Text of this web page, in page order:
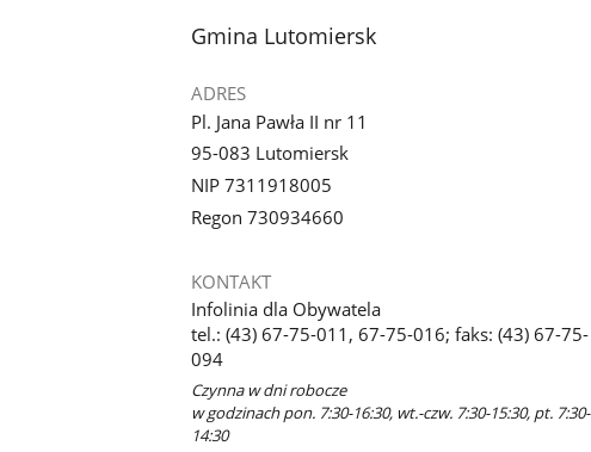
stopka
Gmina Lutomiersk
ADRES
Pl. Jana Pawła II nr 11
95-083 Lutomiersk
NIP 7311918005
Regon 730934660
KONTAKT
Infolinia dla Obywatela
tel.: (43) 67-75-011, 67-75-016; faks: (43) 67-75-
094
Czynna w dni robocze
w godzinach pon. 7:30-16:30, wt.-czw. 7:30-15:30, pt. 7:30-
14:30